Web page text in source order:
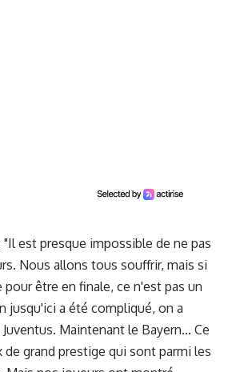
"Il est presque impossible de ne pas
Nous allons tous souffrir, mais si
être en finale, ce n'est pas un
jusqu'ici a été compliqué, on a
Maintenant le Bayern... Ce
grand prestige qui sont parmi les